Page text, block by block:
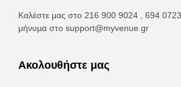
Καλέστε μας στο 216 900 9024 , 694 0723
μήνυμα στο support@myvenue.gr
Ακολουθήστε μας